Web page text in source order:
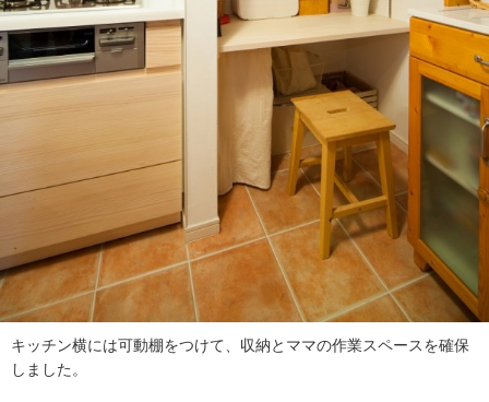
キッチン横には可動棚をつけて、収納とママの作業スペースを確保
しました。